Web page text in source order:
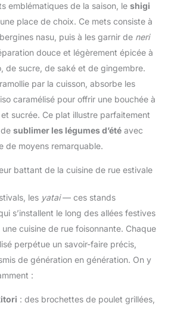
emblématiques de la saison, le shigi
place de choix. Ce mets consiste à
nasu, puis à les garnir de neri
douce et légèrement épicée à
de sucre, de saké et de gingembre.
par la cuisson, absorbe les
caramélisé pour offrir une bouchée à
sucrée. Ce plat illustre parfaitement
sublimer les légumes d’été avec
de moyens remarquable.
battant de la cuisine de rue estivale
les yatai— ces stands
s’installent le long des allées festives
cuisine de rue foisonnante. Chaque
perpétue un savoir-faire précis,
de génération en génération. On y
:
: des brochettes de poulet grillées,